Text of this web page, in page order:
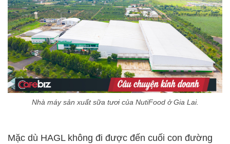
Nhà máy sản xuất sữa tươi của NutiFood ở Gia Lai.
Mặc dù HAGL không đi được đến cuối con đường